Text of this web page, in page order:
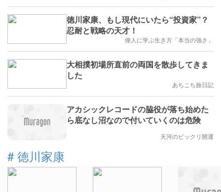
徳川家康、もし現代にいたら“投資家”？
忍耐と戦略の天才！
偉人に学ぶ生き方「本当の強さ」
大相撲初場所直前の両国を散歩してきま
した
あちこち旅日記
アカシックレコードの脇役が落ち始めた
ら底なし沼なので付いていくのは危険
天河のビックリ開運
# 徳川家康